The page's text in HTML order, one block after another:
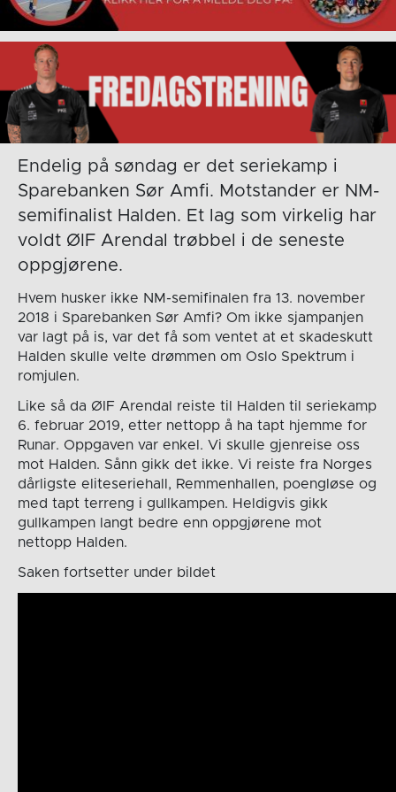
Endelig på søndag er det seriekamp i
Sparebanken Sør Amfi. Motstander er NM-
semifinalist Halden. Et lag som virkelig har
voldt ØIF Arendal trøbbel i de seneste
oppgjørene.
Hvem husker ikke NM-semifinalen fra 13. november
2018 i Sparebanken Sør Amfi? Om ikke sjampanjen
var lagt på is, var det få som ventet at et skadeskutt
Halden skulle velte drømmen om Oslo Spektrum i
romjulen.
Like så da ØIF Arendal reiste til Halden til seriekamp
6. februar 2019, etter nettopp å ha tapt hjemme for
Runar. Oppgaven var enkel. Vi skulle gjenreise oss
mot Halden. Sånn gikk det ikke. Vi reiste fra Norges
dårligste eliteseriehall, Remmenhallen, poengløse og
med tapt terreng i gullkampen. Heldigvis gikk
gullkampen langt bedre enn oppgjørene mot
nettopp Halden.
Saken fortsetter under bildet